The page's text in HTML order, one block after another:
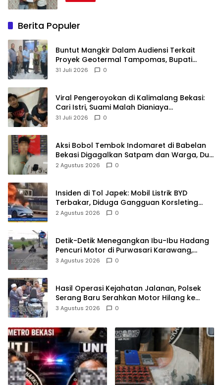
Berita Populer
Buntut Mangkir Dalam Audiensi Terkait
Proyek Geotermal Tampomas, Bupati
Sumedang Dilaporkan Ke Ombudsman dan
31 Juli 2026 0
Viral Pengeroyokan di Kalimalang Bekasi:
Cari Istri, Suami Malah Dianiaya
Sekelompok Pria
31 Juli 2026 0
Aksi Bobol Tembok Indomaret di Babelan
Bekasi Digagalkan Satpam dan Warga, Dua
Pelaku Diamankan
2 Agustus 2026 0
Insiden di Tol Japek: Mobil Listrik BYD
Terbakar, Diduga Gangguan Korsleting
Listrik
2 Agustus 2026 0
Detik-Detik Menegangkan Ibu-Ibu Hadang
Pencuri Motor di Purwasari Karawang,
Pelaku Lolos di Tengah Keramaian!
3 Agustus 2026 0
Hasil Operasi Kejahatan Jalanan, Polsek
Serang Baru Serahkan Motor Hilang ke
Pemilik
3 Agustus 2026 0